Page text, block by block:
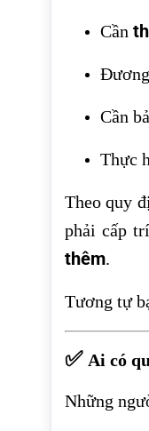
Cần
Cần
Thực
Theo quy
phải cấp
thêm.
Tương tự
✅ Ai có
Những